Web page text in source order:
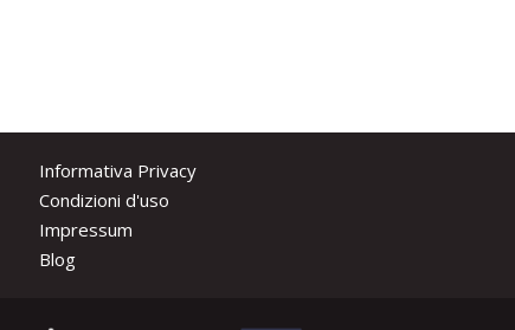
Informativa Privacy
Condizioni d'uso
Impressum
Blog